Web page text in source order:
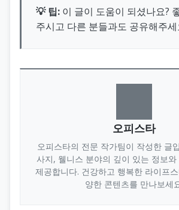
💡 팁: 이 글이 도움이 되셨나요?
주시고 다른 분들과도 공유해주세
오피스타
오피스타의 전문 작가팀이 작성한 글
사지, 웰니스 분야의 깊이 있는 정보
제공합니다. 건강하고 행복한 라이프
양한 콘텐츠를 만나보세